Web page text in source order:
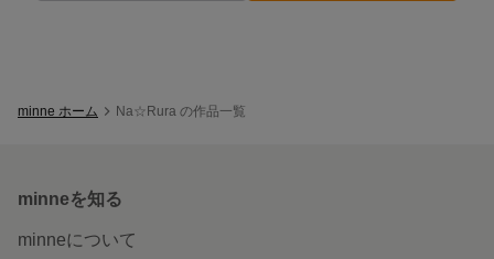
minne ホーム Na☆Rura の作品一覧
minneを知る
minneについて